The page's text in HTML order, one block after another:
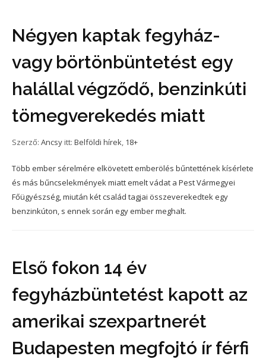
Négyen kaptak fegyház-
vagy börtönbüntetést egy
halállal végződő, benzinkúti
tömegverekedés miatt
Szerző: Ancsy itt: Belföldi hírek, 18+
Több ember sérelmére elkövetett emberölés bűntettének kísérlete
és más bűncselekmények miatt emelt vádat a Pest Vármegyei
Főügyészség, miután két család tagjai összeverekedtek egy
benzinkúton, s ennek során egy ember meghalt.
Első fokon 14 év
fegyházbüntetést kapott az
amerikai szexpartnerét
Budapesten megfojtó ír férfi